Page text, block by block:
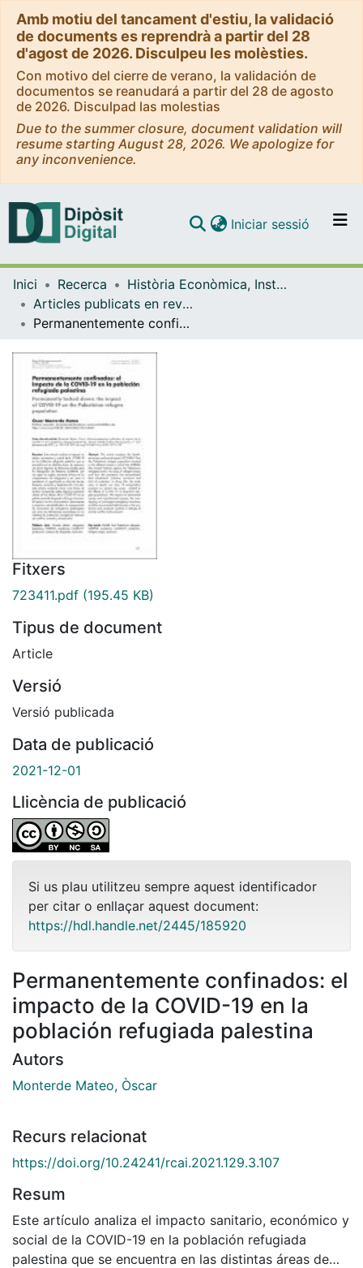
Amb motiu del tancament d'estiu, la validació
de documents es reprendrà a partir del 28
d'agost de 2026. Disculpeu les molèsties.
Con motivo del cierre de verano, la validación de
documentos se reanudará a partir del 28 de agosto
de 2026. Disculpad las molestias
Due to the summer closure, document validation will
resume starting August 28, 2026. We apologize for
any inconvenience.
Navega per tot el DD
Com publicar
Iniciar sessió (current)
Inici Recerca
Història Econòmica, Institucions, Política i Economia Mundial
Articles publicats en revistes (Història Econòmica, Institucions, Política i Economia Mundial)
Permanentemente confinados: el impacto de la COVID-19 en la población refugiada palestina
Fitxers
723411.pdf (195.45 KB)
Tipus de document
Article
Versió
Versió publicada
Data de publicació
2021-12-01
Llicència de publicació
Si us plau utilitzeu sempre aquest identificador
per citar o enllaçar aquest document:
https://hdl.handle.net/2445/185920
Permanentemente confinados: el
impacto de la COVID-19 en la
población refugiada palestina
Autors
Monterde Mateo, Òscar
Recurs relacionat
https://doi.org/10.24241/rcai.2021.129.3.107
Resum
Este artículo analiza el impacto sanitario, económico y
social de la COVID-19 en la población refugiada
palestina que se encuentra en las distintas áreas de